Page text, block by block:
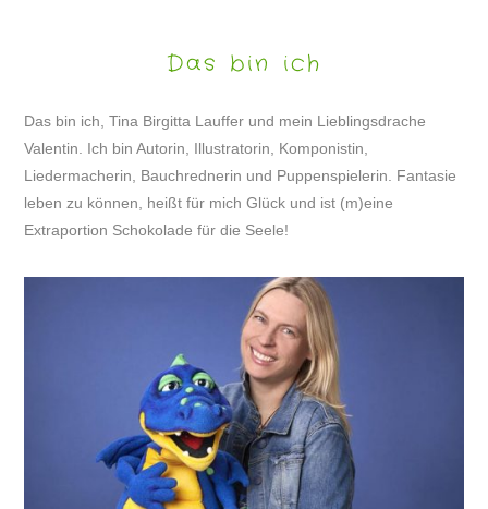
Das bin ich
Das bin ich, Tina Birgitta Lauffer und mein Lieblingsdrache
Valentin. Ich bin Autorin, Illustratorin, Komponistin,
Liedermacherin, Bauchrednerin und Puppenspielerin. Fantasie
leben zu können, heißt für mich Glück und ist (m)eine
Extraportion Schokolade für die Seele!